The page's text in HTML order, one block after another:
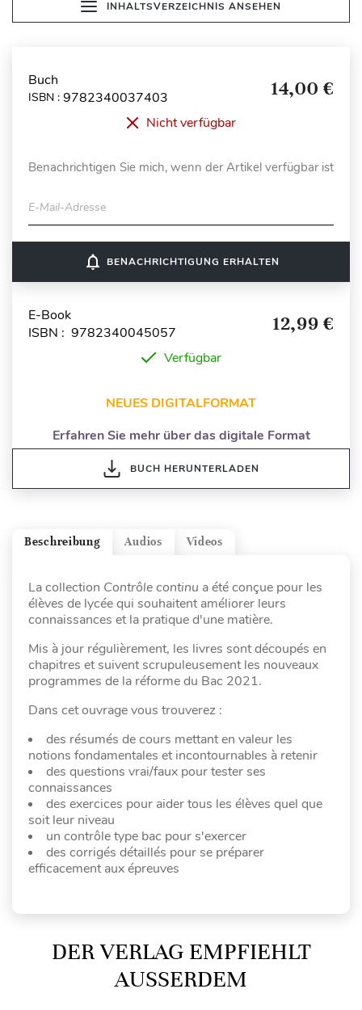
INHALTSVERZEICHNIS ANSEHEN
Buch
ISBN : 9782340037403 14,00 €
Nicht verfügbar
Benachrichtigen Sie mich, wenn der Artikel verfügbar ist
E-Mail-Adresse
notifications_none BENACHRICHTIGUNG ERHALTEN
E-Book
ISBN : 9782340045057
12,99 €
Verfügbar
NEUES DIGITALFORMAT
Erfahren Sie mehr über das digitale Format
BUCH HERUNTERLADEN
Videos
Audios
Beschreibung
La collection Contrôle continu a été conçue pour les
élèves de lycée qui souhaitent améliorer leurs
connaissances et la pratique d'une matière.
Mis à jour régulièrement, les livres sont découpés en
chapitres et suivent scrupuleusement les nouveaux
programmes de la réforme du Bac 2021.
Dans cet ouvrage vous trouverez :
des résumés de cours mettant en valeur les
notions fondamentales et incontournables à retenir
des questions vrai/faux pour tester ses
connaissances
des exercices pour aider tous les élèves quel que
soit leur niveau
un contrôle type bac pour s'exercer
des corrigés détaillés pour se préparer
efficacement aux épreuves
DER VERLAG EMPFIEHLT
AUSSERDEM